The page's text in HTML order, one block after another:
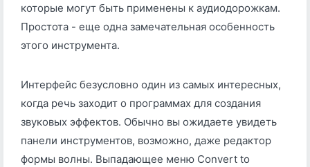
которые могут быть применены к аудиодорожкам.
Простота - еще одна замечательная особенность
этого инструмента.
Интерфейс безусловно один из самых интересных,
когда речь заходит о программах для создания
звуковых эффектов. Обычно вы ожидаете увидеть
панели инструментов, возможно, даже редактор
формы волны. Выпадающее меню Convert to